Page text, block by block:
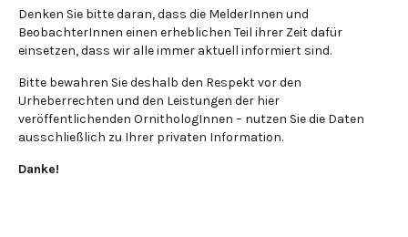
Denken Sie bitte daran, dass die MelderInnen und
BeobachterInnen einen erheblichen Teil ihrer Zeit dafür
einsetzen, dass wir alle immer aktuell informiert sind.
Bitte bewahren Sie deshalb den Respekt vor den
Urheberrechten und den Leistungen der hier
veröffentlichenden OrnithologInnen – nutzen Sie die Daten
ausschließlich zu Ihrer privaten Information.
Danke!